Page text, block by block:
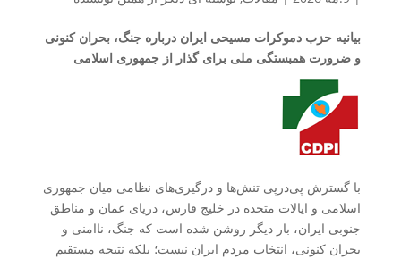
بیانیه حزب دموکرات مسیحی ایران درباره جنگ، بحران کنونی
و ضرورت همبستگی ملی برای گذار از جمهوری اسلامی
با گسترش پی‌درپی تنش‌ها و درگیری‌های نظامی میان جمهوری
اسلامی و ایالات متحده در خلیج فارس، دریای عمان و مناطق
جنوبی ایران، بار دیگر روشن شده است که جنگ، ناامنی و
بحران کنونی، انتخاب مردم ایران نیست؛ بلکه نتیجه مستقیم